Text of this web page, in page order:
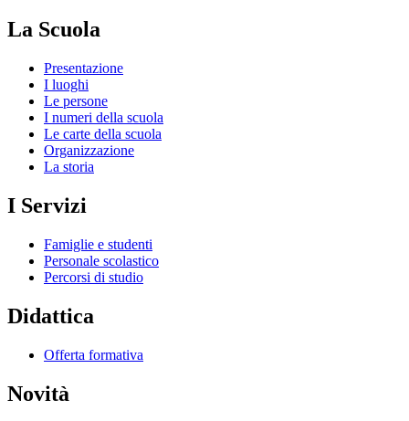
La Scuola
Presentazione
I luoghi
Le persone
I numeri della scuola
Le carte della scuola
Organizzazione
La storia
I Servizi
Famiglie e studenti
Personale scolastico
Percorsi di studio
Didattica
Offerta formativa
Novità